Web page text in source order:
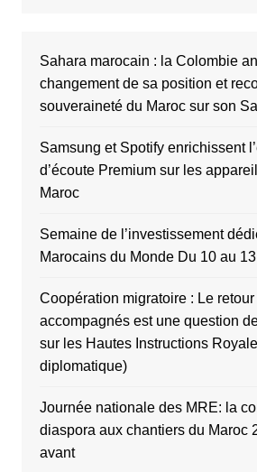
Sahara marocain : la Colombie
changement de sa position et
souveraineté du Maroc sur son
Samsung et Spotify enrichissent
d’écoute Premium sur les
Maroc
Semaine de l’investissement
Marocains du Monde Du 10 au
Coopération migratoire : Le
accompagnés est une question
sur les Hautes Instructions
diplomatique)
Journée nationale des MRE: la
diaspora aux chantiers du Maroc
avant